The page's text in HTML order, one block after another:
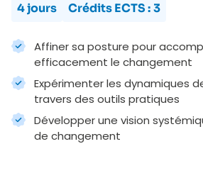
4 jours Crédits ECTS :3
Affiner sa posture pour
efficacement le changement
Expérimenter les dynamiques
travers des outils pratiques
Développer une vision
de changement